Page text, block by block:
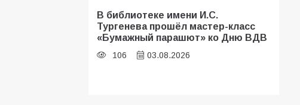
В библиотеке имени И.С.
Тургенева прошёл мастер-класс
«Бумажный парашют» ко Дню ВДВ
106 03.08.2026